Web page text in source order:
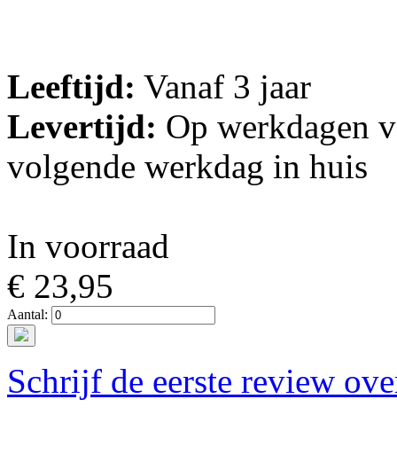
Leeftijd: Vanaf 3 jaar
Levertijd: Op werkdagen
volgende werkdag in huis
In voorraad
€ 23,95
Aantal:
Schrijf de eerste review